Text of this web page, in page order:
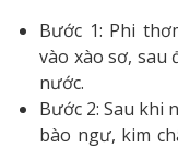
Bước 1: Phi
vào xào sơ, sau
nước.
Bước 2: Sau khi
bào ngư, kim